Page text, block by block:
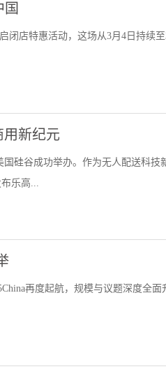
闭店特惠活动，这场从3月4日持续至
用新纪元
国硅谷成功举办。作为无人配送科技
乐高...
再度起航，规模与议题深度全面